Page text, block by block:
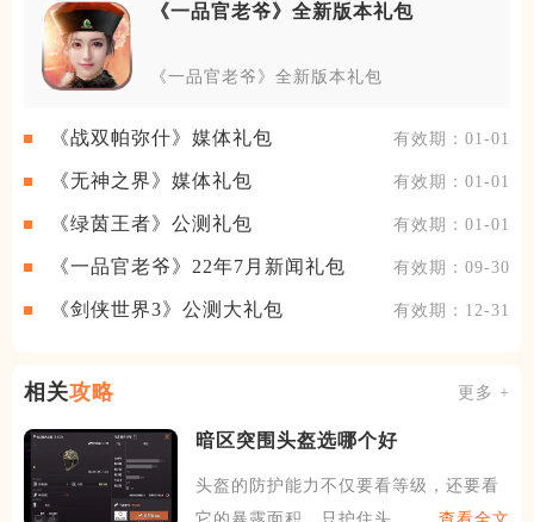
《一品官老爷》全新版本礼包
《一品官老爷》全新版本礼包
《战双帕弥什》媒体礼包 有效期：01-01
《无神之界》媒体礼包 有效期：01-01
《绿茵王者》公测礼包 有效期：01-01
《一品官老爷》22年7月新闻礼包 有效期：09-30
《剑侠世界3》公测大礼包 有效期：12-31
相关攻略 更多 +
暗区突围头盔选哪个好
头盔的防护能力不仅要看等级，还要看